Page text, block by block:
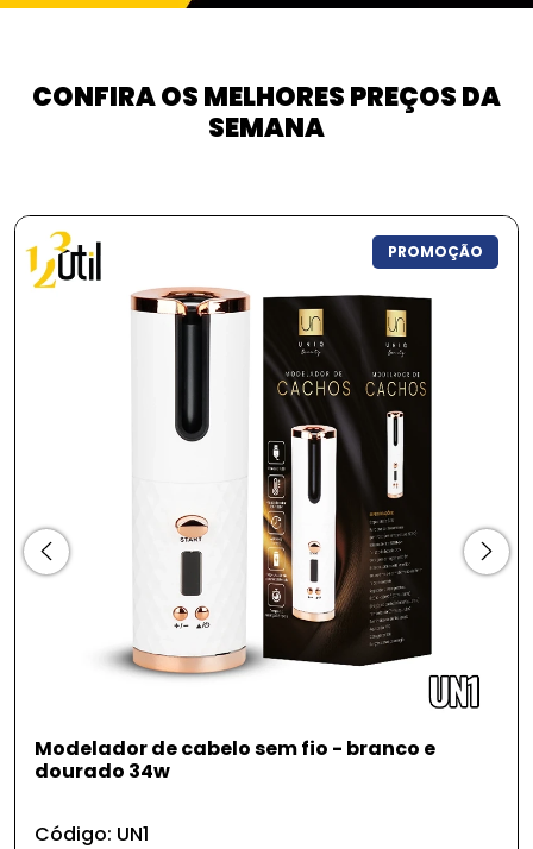
CONFIRA OS MELHORES PREÇOS DA
SEMANA
PROMOÇÃO
de cabelo sem fio - branco e
34w
UN1